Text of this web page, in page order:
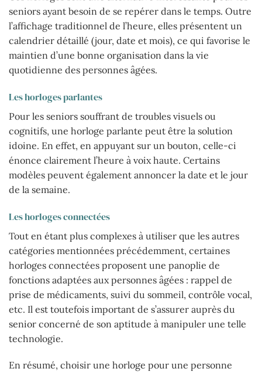
seniors ayant besoin de se repérer dans le temps. Outre
l’affichage traditionnel de l’heure, elles présentent un
calendrier détaillé (jour, date et mois), ce qui favorise le
maintien d’une bonne organisation dans la vie
quotidienne des personnes âgées.
Les horloges parlantes
Pour les seniors souffrant de troubles visuels ou
cognitifs, une horloge parlante peut être la solution
idoine. En effet, en appuyant sur un bouton, celle-ci
énonce clairement l’heure à voix haute. Certains
modèles peuvent également annoncer la date et le jour
de la semaine.
Les horloges connectées
Tout en étant plus complexes à utiliser que les autres
catégories mentionnées précédemment, certaines
horloges connectées proposent une panoplie de
fonctions adaptées aux personnes âgées : rappel de
prise de médicaments, suivi du sommeil, contrôle vocal,
etc. Il est toutefois important de s’assurer auprès du
senior concerné de son aptitude à manipuler une telle
technologie.
En résumé, choisir une horloge pour une personne